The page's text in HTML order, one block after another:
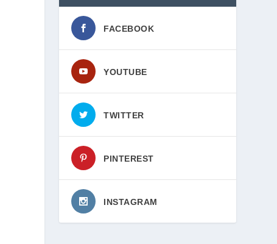
FACEBOOK
YOUTUBE
TWITTER
PINTEREST
INSTAGRAM